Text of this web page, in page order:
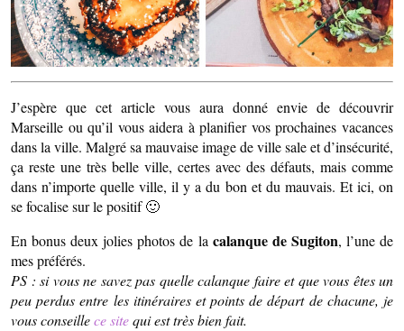
J’espère que cet article vous aura donné envie de découvrir
Marseille ou qu’il vous aidera à planifier vos prochaines vacances
dans la ville. Malgré sa mauvaise image de ville sale et d’insécurité,
ça reste une très belle ville, certes avec des défauts, mais comme
dans n’importe quelle ville, il y a du bon et du mauvais. Et ici, on
se focalise sur le positif 🙂
En bonus deux jolies photos de la calanque de Sugiton, l’une de
mes préférés.
PS : si vous ne savez pas quelle calanque faire et que vous êtes un
peu perdus entre les itinéraires et points de départ de chacune, je
vous conseillece sitequi est très bien fait.